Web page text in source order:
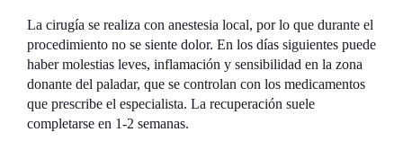
La cirugía se realiza con anestesia local, por lo que durante el
procedimiento no se siente dolor. En los días siguientes puede
haber molestias leves, inflamación y sensibilidad en la zona
donante del paladar, que se controlan con los medicamentos
que prescribe el especialista. La recuperación suele
completarse en 1-2 semanas.